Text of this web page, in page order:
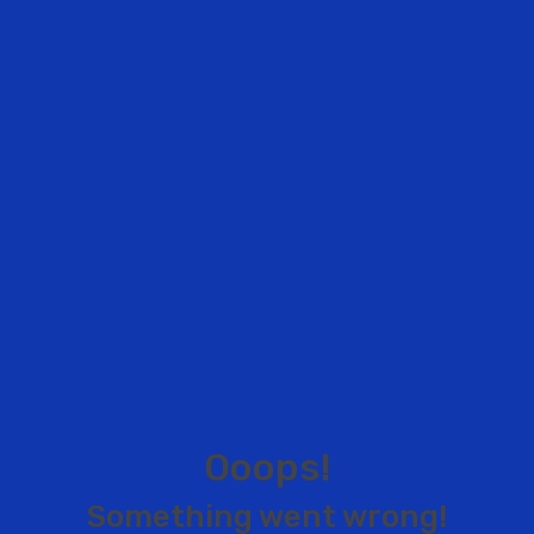
Ooops!
Something went wrong!